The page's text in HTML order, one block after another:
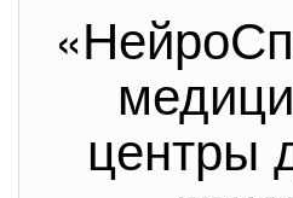
центры